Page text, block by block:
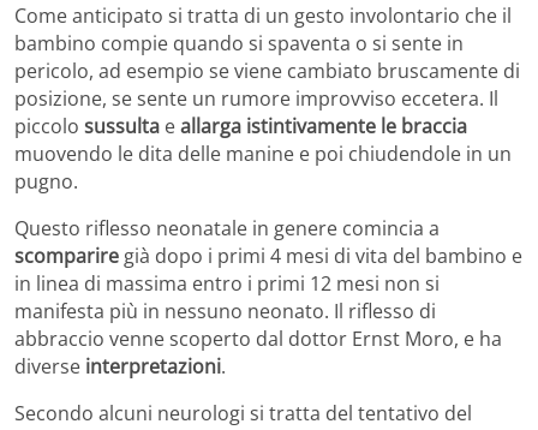
Come anticipato si tratta di un gesto involontario che il
bambino compie quando si spaventa o si sente in
pericolo, ad esempio se viene cambiato bruscamente di
posizione, se sente un rumore improvviso eccetera. Il
piccolo sussulta eallarga istintivamente le braccia
muovendo le dita delle manine e poi chiudendole in un
pugno.
Questo riflesso neonatale in genere comincia a
scomparire già dopo i primi 4 mesi di vita del bambino e
in linea di massima entro i primi 12 mesi non si
manifesta più in nessuno neonato. Il riflesso di
abbraccio venne scoperto dal dottor Ernst Moro, e ha
diverse interpretazioni.
Secondo alcuni neurologi si tratta del tentativo del